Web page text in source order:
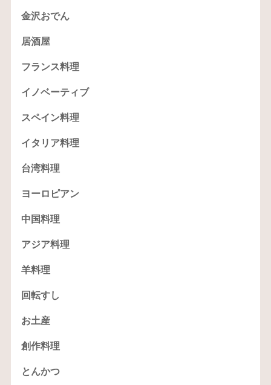
金沢おでん
居酒屋
フランス料理
イノベーティブ
スペイン料理
イタリア料理
台湾料理
ヨーロピアン
中国料理
アジア料理
羊料理
回転すし
お土産
創作料理
とんかつ